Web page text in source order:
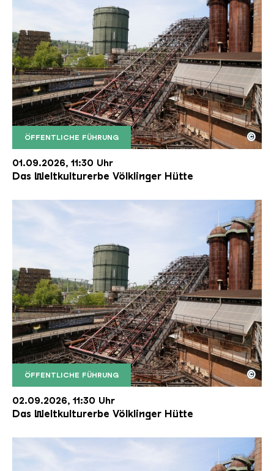
ÖFFENTLICHE FÜHRUNG
Der Erzschrägaufzug der Völklinger Hütte mit
Copyright: Weltkulturerbe Völklinger Hütte | Karl
©
01.09.2026, 11:30 Uhr
Das Weltkulturerbe Völklinger Hütte
ÖFFENTLICHE FÜHRUNG
Der Erzschrägaufzug der Völklinger Hütte mit
Copyright: Weltkulturerbe Völklinger Hütte | Karl
©
02.09.2026, 11:30 Uhr
Das Weltkulturerbe Völklinger Hütte